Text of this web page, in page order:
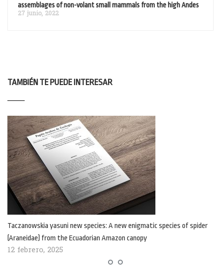
assemblages of non-volant small mammals from the high Andes
27 junio, 2022
TAMBIÉN TE PUEDE INTERESAR
Taczanowskia yasuni new species: A new enigmatic species of spider
(Araneidae) from the Ecuadorian Amazon canopy
12 febrero, 2025